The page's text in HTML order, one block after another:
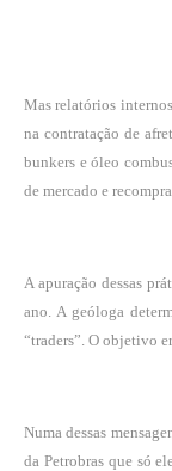
Mas relatórios
na contratação de
bunkers e óleo
de mercado e
A apuração dessas
ano. A geóloga
“traders”. O objetivo
Numa dessas
da Petrobras que só